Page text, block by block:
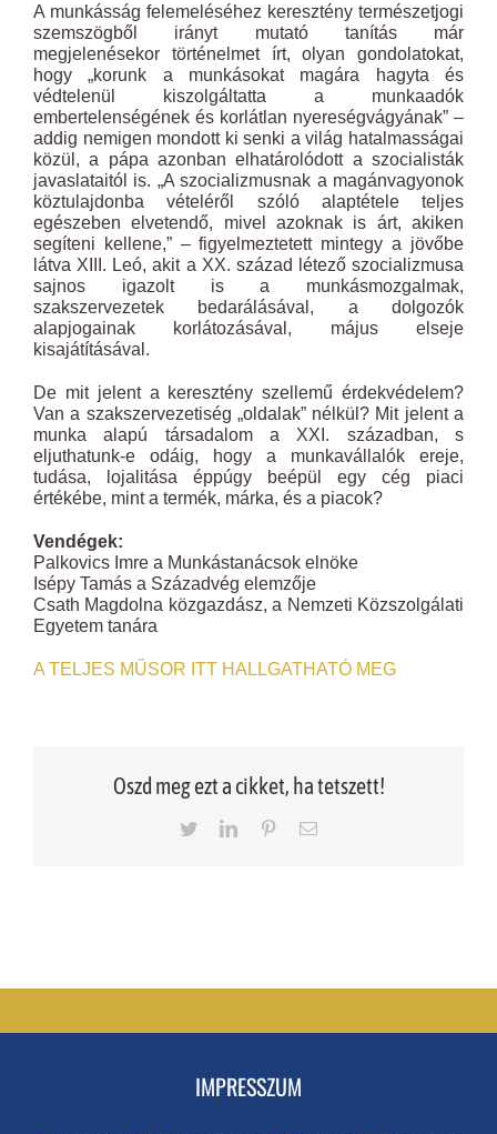
A munkásság felemeléséhez keresztény természetjogi
szemszögből irányt mutató tanítás már
megjelenésekor történelmet írt, olyan gondolatokat,
hogy „korunk a munkásokat magára hagyta és
védtelenül kiszolgáltatta a munkaadók
embertelenségének és korlátlan nyereségvágyának” –
addig nemigen mondott ki senki a világ hatalmasságai
közül, a pápa azonban elhatárolódott a szocialisták
javaslataitól is. „A szocializmusnak a magánvagyonok
köztulajdonba vételéről szóló alaptétele teljes
egészeben elvetendő, mivel azoknak is árt, akiken
segíteni kellene,” – figyelmeztetett mintegy a jövőbe
látva XIII. Leó, akit a XX. század létező szocializmusa
sajnos igazolt is a munkásmozgalmak,
szakszervezetek bedarálásával, a dolgozók
alapjogainak korlátozásával, május elseje
kisajátításával.
De mit jelent a keresztény szellemű érdekvédelem?
Van a szakszervezetiség „oldalak” nélkül? Mit jelent a
munka alapú társadalom a XXI. században, s
eljuthatunk-e odáig, hogy a munkavállalók ereje,
tudása, lojalitása éppúgy beépül egy cég piaci
értékébe, mint a termék, márka, és a piacok?
Vendégek:
Palkovics Imre a Munkástanácsok elnöke
Isépy Tamás a Századvég elemzője
Csath Magdolna közgazdász, a Nemzeti Közszolgálati
Egyetem tanára
A TELJES MŰSOR ITT HALLGATHATÓ MEG
Oszd meg ezt a cikket, ha tetszett!
TwitterLinkedInPinterestEmail
IMPRESSZUM